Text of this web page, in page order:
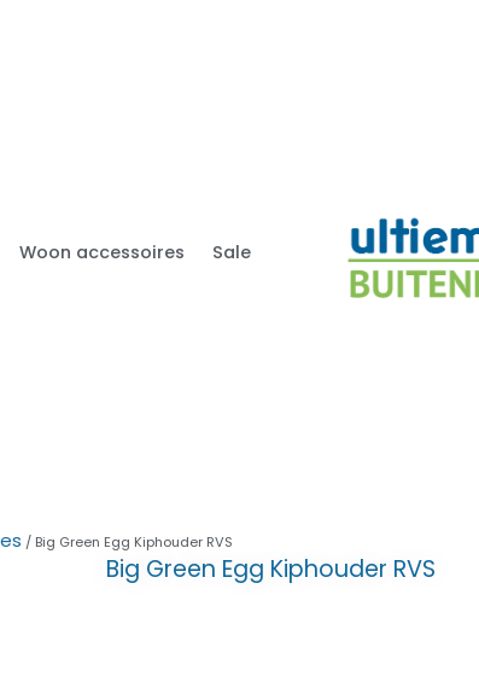
Woon accessoires Sale
/ Big Green Egg Kiphouder RVS
Big Green Egg Kiphouder RVS